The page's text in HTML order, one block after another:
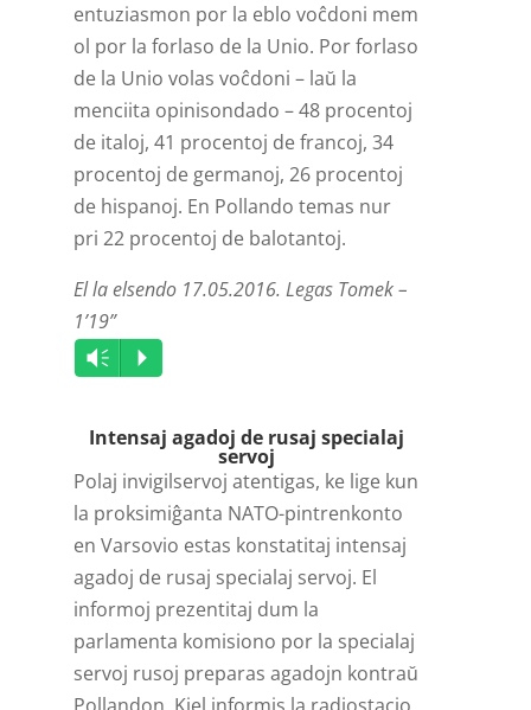
entuziasmon por la eblo voĉdoni mem
ol por la forlaso de la Unio. Por forlaso
de la Unio volas voĉdoni – laŭ la
menciita opinisondado – 48 procentoj
de italoj, 41 procentoj de francoj, 34
procentoj de germanoj, 26 procentoj
de hispanoj. En Pollando temas nur
pri 22 procentoj de balotantoj.
El la elsendo 17.05.2016. Legas Tomek –
1’19”
Audio
Player
Vm P
Intensaj agadoj de rusaj specialaj
servoj
Polaj invigilservoj atentigas, ke lige kun
la proksimiĝanta NATO-pintrenkonto
en Varsovio estas konstatitaj intensaj
agadoj de rusaj specialaj servoj. El
informoj prezentitaj dum la
parlamenta komisiono por la specialaj
servoj rusoj preparas agadojn kontraŭ